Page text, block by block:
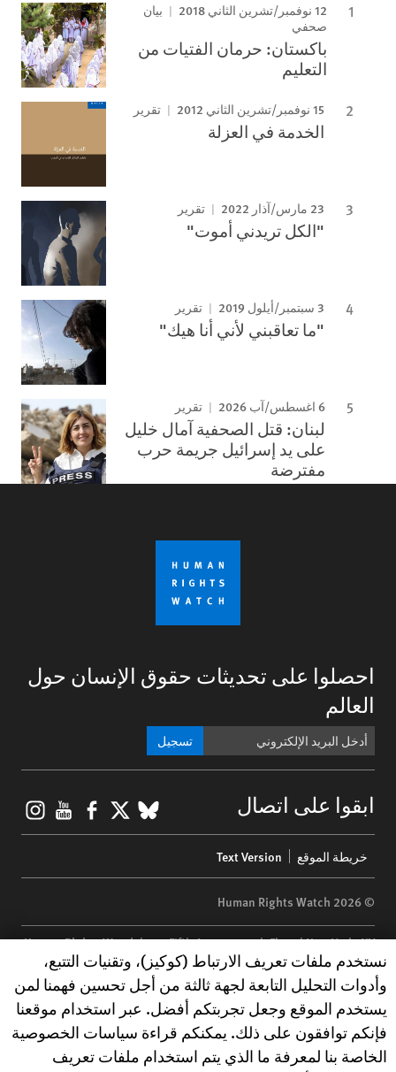
12 نوفمبر/تشرين الثاني 2018
بيان
صحفي
باكستان: حرمان الفتيات من
التعليم
15 نوفمبر/تشرين الثاني 2012 تقرير
الخدمة في العزلة
23 مارس/آذار 2022 تقرير
"الكل تريدني أموت"
3 سبتمبر/أيلول 2019 تقرير
"ما تعاقبني لأني أنا هيك"
6 اغسطس/آب 2026 تقرير
لبنان: قتل الصحفية آمال خليل
على يد إسرائيل جريمة حرب
مفترضة
احصلوا على تحديثات حقوق الإنسان حول
العالم
تسجيل
ابقوا على اتصال BlueSky
X
menu
خريطة الموقع Text Version
© 2026 Human Rights Watch
Human Rights Watch| 350 Fifth Avenue, 34th Floor | New York,NY
10118-3299 USA|t 1.212.290.4700
Human Rights Watchis a 501(C)(3) nonprofit registered in the US
under EIN: 13-2875808
Human Rights Watch cookie preferences
نستخدم ملفات تعريف الارتباط (كوكيز)، وتقنيات التتبع،
وأدوات التحليل التابعة لجهة ثالثة من أجل تحسين فهمنا لمن
يستخدم الموقع وجعل تجربتكم أفضل. عبر استخدام موقعنا
فإنكم توافقون على ذلك. يمكنكم قراءة سياسات الخصوصية
الخاصة بنا لمعرفة ما الذي يتم استخدام ملفات تعريف